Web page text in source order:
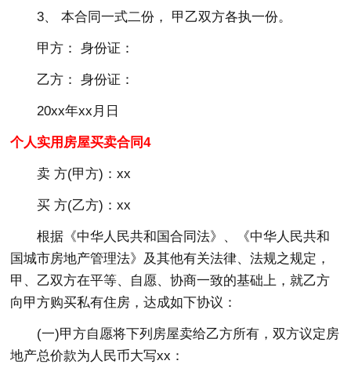
3、 本合同一式二份， 甲乙双方各执一份。
甲方： 身份证：
乙方： 身份证：
20xx年xx月日
个人实用房屋买卖合同4
卖 方(甲方)：xx
买 方(乙方)：xx
根据《中华人民共和国合同法》、《中华人民共和
国城市房地产管理法》及其他有关法律、法规之规定，
甲、乙双方在平等、自愿、协商一致的基础上，就乙方
向甲方购买私有住房，达成如下协议：
(一)甲方自愿将下列房屋卖给乙方所有，双方议定房
地产总价款为人民币大写xx：